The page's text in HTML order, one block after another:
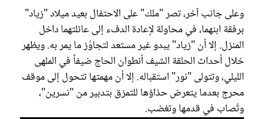
وعلى جانب آخر، تصر "ملك" على الاحتفال بعيد ميلاد "زياد"
برفقة ابنهما، في محاولة لإعادة الدفء إلى عائلتهما داخل
المنزل. إلا أن "زياد" يبدو غير مستعد لتجاوُز ما يمر به. ويظهر
خلال أحداث الحلقة الشيف أنطوان الحاج ضيفاً في الملهى
الليلي، وتتولى "نور" استقباله. إلا أن مهمتها تتحول إلى موقف
محرج بعدما يتعرض حذاؤها للتمزق بتدبير من "نسرين"،
وتُصاب في قدمها وتغضب.